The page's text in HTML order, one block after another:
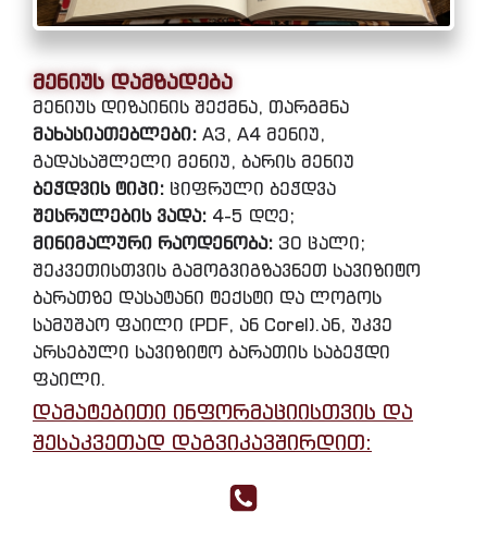
მენიუს დამზადება
მენიუს დიზაინის შექმნა, თარგმნა
მახასიათებლები: A3, A4 მენიუ,
გადასაშლელი მენიუ, ბარის მენიუ
ბეჭდვის ტიპი: ციფრული ბეჭდვა
შესრულების ვადა: 4-5 დღე;
მინიმალური რაოდენობა: 30 ცალი;
შეკვეთისთვის გამოგვიგზავნეთ სავიზიტო
ბარათზე დასატანი ტექსტი და ლოგოს
სამუშაო ფაილი (PDF, ან Corel).ან, უკვე
არსებული სავიზიტო ბარათის საბეჭდი
ფაილი.
დამატებითი ინფორმაციისთვის და
შესაკვეთად დაგვიკავშირდით: